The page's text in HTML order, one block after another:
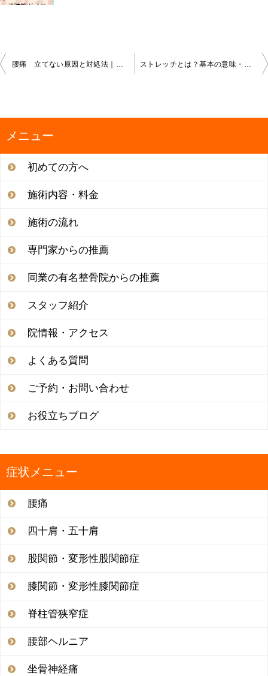
投
稿
ゲ
ー
シ
ョ
ン
腰痛 立てない原因と対処法｜今すぐ試せる改善ステップ５つ ストレッチとは？基本の意味・効果・やり方を初心者向けに徹底解説
メニュー
初めての方へ
施術内容・料金
施術の流れ
専門家からの推薦
同業の有名整骨院からの推薦
スタッフ紹介
院情報・アクセス
よくある質問
ご予約・お問い合わせ
お役立ちブログ
症状メニュー
腰痛
四十肩・五十肩
股関節・変形性股関節症
膝関節・変形性膝関節症
脊柱管狭窄症
腰部ヘルニア
坐骨神経痛